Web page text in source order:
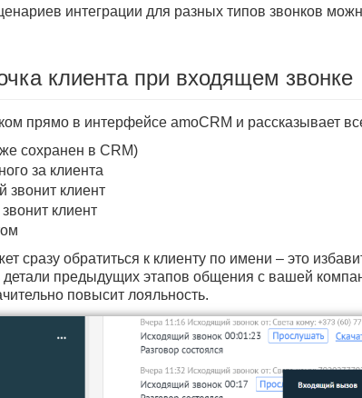
интеграции для разных типов звонков
клиента при входящем звонке
прямо в интерфейсе amoCRM и рассказывает
сохранен в CRM)
за клиента
звонит клиент
клиент
сразу обратиться к клиенту по имени – это
детали предыдущих этапов общения с вашей
повысит лояльность.